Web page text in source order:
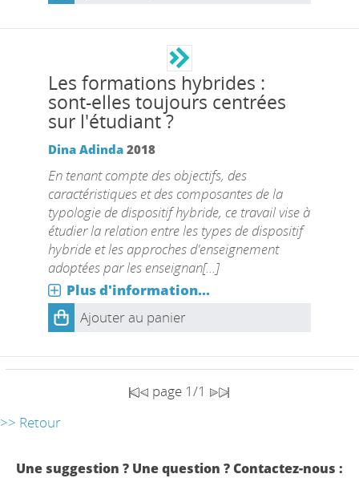
Les formations hybrides :
sont-elles toujours centrées
sur l'étudiant ?
Dina Adinda 2018
En tenant compte des objectifs, des
caractéristiques et des composantes de la
typologie de dispositif hybride, ce travail vise à
étudier la relation entre les types de dispositif
hybride et les approches d'enseignement
adoptées par les enseignan[...]
Plus d'information...
Ajouter au panier
page 1/1
>> Retour
Une suggestion ? Une question ? Contactez-nous :